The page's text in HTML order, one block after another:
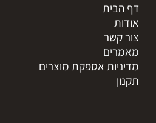
דף הבית
אודות
צור קשר
מאמרים
מדיניות אספקת מוצרים
תקנון